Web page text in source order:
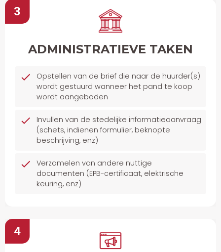
ADMINISTRATIEVE TAKEN
Opstellen van de brief die naar de huurder(s)
wordt gestuurd wanneer het pand te koop
wordt aangeboden
Invullen van de stedelijke informatieaanvraag
(schets, indienen formulier, beknopte
beschrijving, enz)
Verzamelen van andere nuttige
documenten (EPB-certificaat, elektrische
keuring, enz)
3
4